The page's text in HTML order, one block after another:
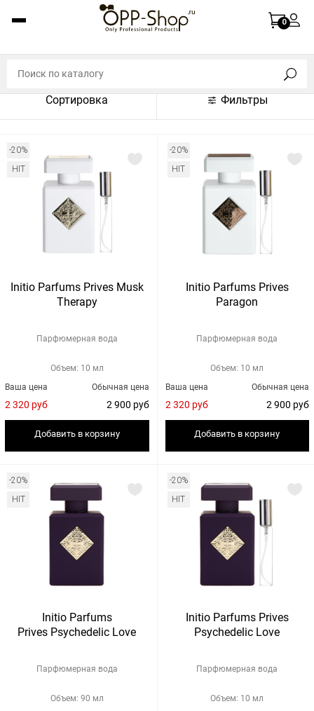
0
Сортировка Фильтры
По названию (A-Z)
По цене (по возрастанию)
По цене (по убыванию)
По популярности (по убыванию)
120
-20%
HIT
Initio Parfums Prives Musk
Therapy
Парфюмерная вода
Объем: 10 мл
Обычная цена
2 900 руб
Ваша цена
2 320 руб
Добавить в корзину
-20%
HIT
Initio Parfums Prives
Paragon
Парфюмерная вода
Объем: 10 мл
Обычная цена
2 900 руб
Ваша цена
2 320 руб
Добавить в корзину
-20%
HIT
Initio Parfums
Prives Psychedelic Love
Парфюмерная вода
Объем: 90 мл
-20%
HIT
Initio Parfums Prives
Psychedelic Love
Парфюмерная вода
Объем: 10 мл